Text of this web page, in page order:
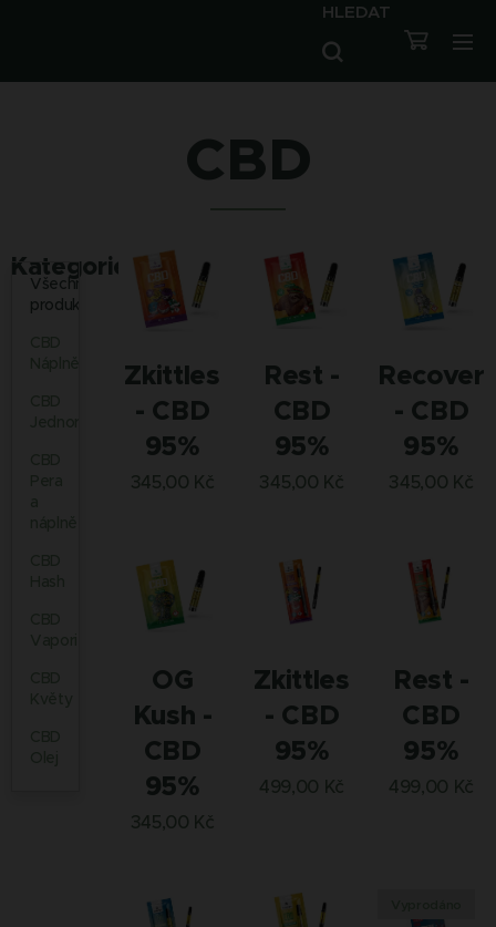
HLEDAT
CBD
Kategorie
Všechny
produkty
Zkittles
- CBD
95%
345,00 Kč
Rest -
CBD
95%
345,00 Kč
- CBD
95%
345,00 Kč
OG
Kush -
CBD
95%
345,00 Kč
Zkittles
- CBD
95%
499,00 Kč
Rest -
CBD
95%
499,00 Kč